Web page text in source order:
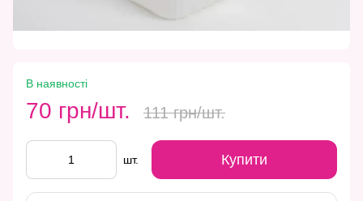
В наявності
70 грн/шт. 111 грн/шт.
шт. Купити